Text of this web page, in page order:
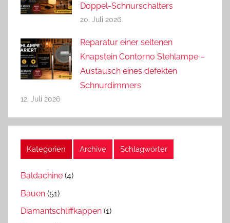
Doppel-Schnurschalters
20. Juli 2026
Reparatur einer seltenen
Knapstein Contorno Stehlampe –
Austausch eines defekten
Schnurdimmers
12. Juli 2026
Kategorien Archive Schlagwörter
Baldachine (4)
Bauen (51)
Diamantschliffkappen (1)